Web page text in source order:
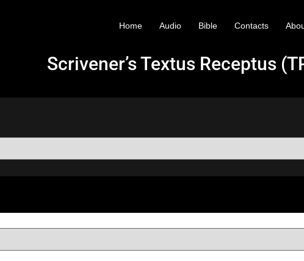
Home Audio Bible Contacts
Scrivener’s Textus Receptus